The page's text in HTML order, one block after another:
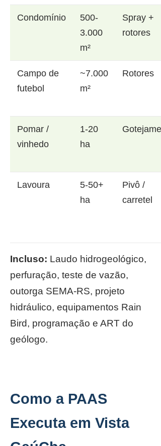
Condomínio
500-
3.000
m²
Spray +
rotores
Campo de
futebol
~7.000
m²
Rotores
Pomar /
vinhedo
1-20
ha
Lavoura
5-50+
ha
Pivô /
carretel
Incluso: Laudo hidrogeológico,
perfuração, teste de vazão,
outorga SEMA-RS, projeto
hidráulico, equipamentos Rain
Bird, programação e ART do
geólogo.
Como a PAAS
Executa em Vista